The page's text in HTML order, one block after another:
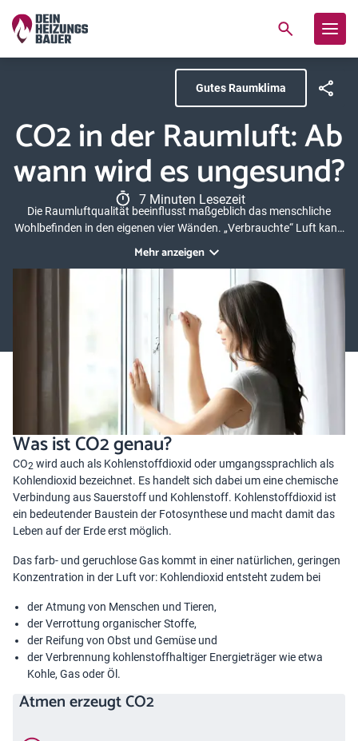
Gutes Raumklima
CO2 in der Raumluft: Ab
wann wird es ungesund?
7 Minuten Lesezeit
Die Raumluftqualität beeinflusst maßgeblich das menschliche
Wohlbefinden in den eigenen vier Wänden. „Verbrauchte“ Luft kann
schlimmsten Fall sogar zu gesundheitlichen Beeinträchtigungen.
Als Indikator für die Luftqualität wird häufig der Anteil an CO
Raumluft herangezogen. In diesem Ratgeber gehen wir daher unter
anderem auf die allgemeinen Merkmale von CO
ein und erläutern
dessen Grenzwerte in geschlossenen Räumen.
Mehr anzeigen
Was ist CO2 genau?
CO2 wird auch als Kohlenstoffdioxid oder umgangssprachlich als
Kohlendioxid bezeichnet. Es handelt sich dabei um eine chemische
Verbindung aus Sauerstoff und Kohlenstoff. Kohlenstoffdioxid ist
ein bedeutender Baustein der Fotosynthese und macht damit das
Leben auf der Erde erst möglich.
Das farb- und geruchlose Gas kommt in einer natürlichen, geringen
Konzentration in der Luft vor: Kohlendioxid entsteht zudem bei
der Atmung von Menschen und Tieren,
der Verrottung organischer Stoffe,
der Reifung von Obst und Gemüse und
der Verbrennung kohlenstoffhaltiger Energieträger wie etwa
Kohle, Gas oder Öl.
Atmen erzeugt CO2